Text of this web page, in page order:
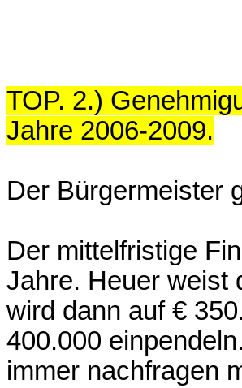
TOP. 2.)
Jahre 2006-2009.
Der Bürgermeister
Der mittelfristige
Jahre. Heuer weist
wird dann auf €
400.000
immer nachfragen